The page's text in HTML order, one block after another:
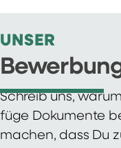
UNSER
Schreib uns,
füge Dokumente
machen, dass Du